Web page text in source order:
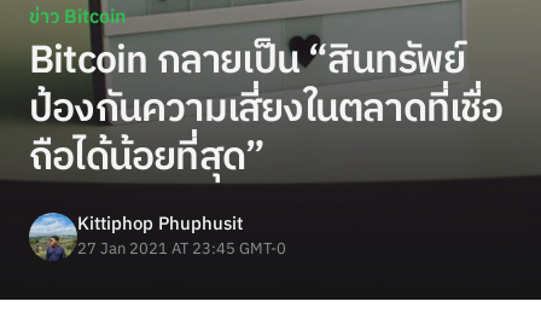
ข่าว Bitcoin
Bitcoin กลายเป็น “สินทรัพย์
ป้องกันความเสี่ยงในตลาดที่เชื่อ
ถือได้น้อยที่สุด”
Kittiphop Phuphusit
27 Jan 2021 AT 23:45 GMT-0